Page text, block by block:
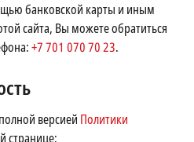
банковской карты и иным
сайта, Вы можете обратиться
+7 701 070 70 23.
версией Политики